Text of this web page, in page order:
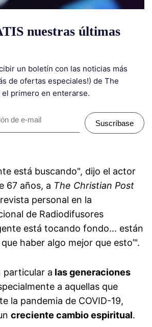
nuestras últimas
un boletín con las noticias más
de ofertas especiales!) de The
el primero en enterarse.
Suscríbase
está buscando", dijo el actor
67 años, a The Christian Post
personal en la
de Radiodifusores
está tocando fondo... están
haber algo mejor que esto’".
particular a las generaciones
a aquellas que
la pandemia de COVID-19,
creciente cambio espiritual.